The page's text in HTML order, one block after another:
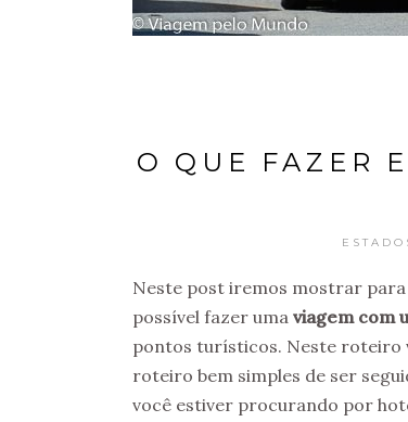
O QUE FAZER
Neste post iremos mostrar
possível fazer uma viagem com
pontos turísticos. Neste roteiro
roteiro bem simples de ser
você estiver procurando por